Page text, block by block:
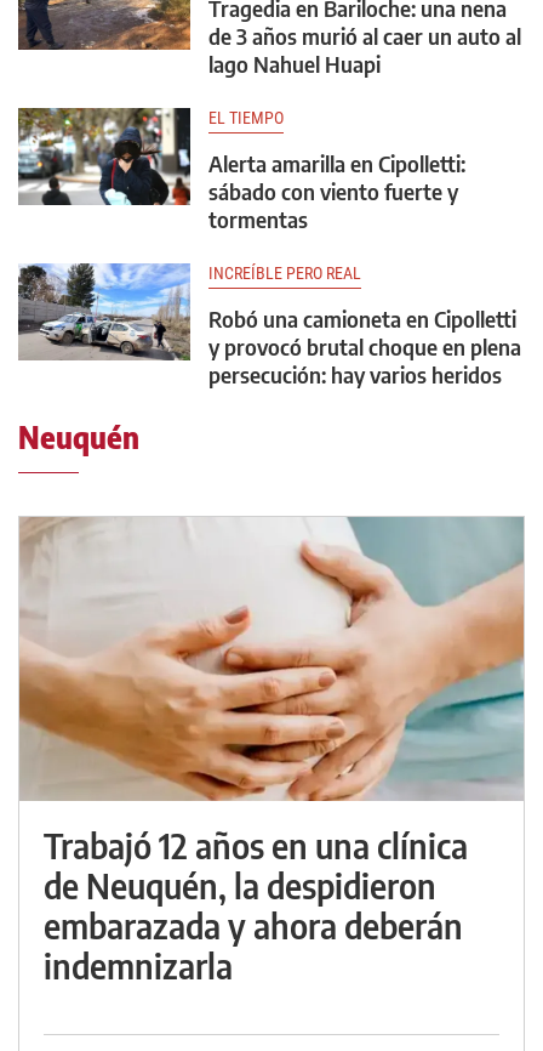
Tragedia en Bariloche: una nena
de 3 años murió al caer un auto al
lago Nahuel Huapi
EL TIEMPO
Alerta amarilla en Cipolletti:
sábado con viento fuerte y
tormentas
INCREÍBLE PERO REAL
Robó una camioneta en Cipolletti
y provocó brutal choque en plena
persecución: hay varios heridos
Neuquén
Trabajó 12 años en una clínica
de Neuquén, la despidieron
embarazada y ahora deberán
indemnizarla